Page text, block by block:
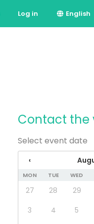
Log in English
Contact the
Select event date
‹
MON TUE WED
27 28 29
3
4 5